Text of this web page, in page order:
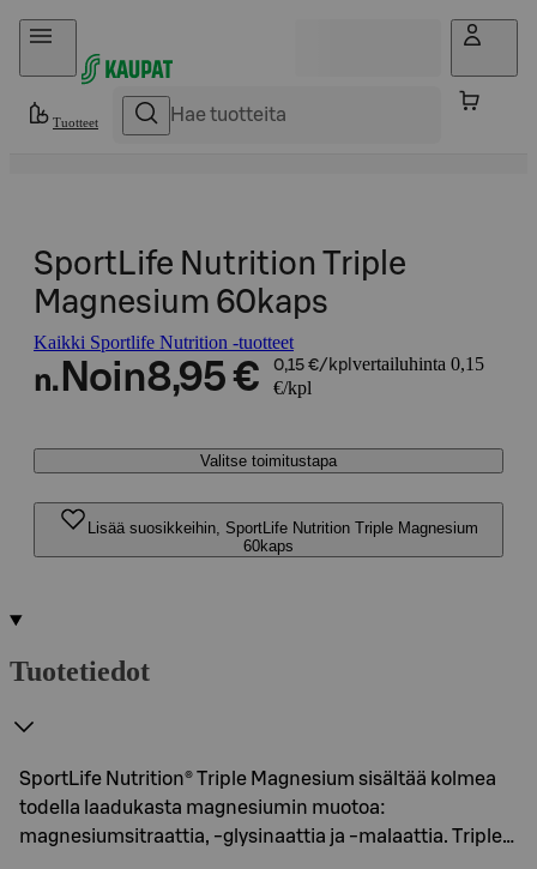
Hyppää sisältöön
Tuotteet
SportLife Nutrition Triple
Magnesium 60kaps
Kaikki Sportlife Nutrition -tuotteet
n. Noin8,95 € 0,15 €/kpl vertailuhinta 0,15
€/kpl
Valitse toimitustapa
Lisää suosikkeihin, SportLife Nutrition Triple Magnesium
60kaps
Tuotetiedot
SportLife Nutrition® Triple Magnesium sisältää kolmea
todella laadukasta magnesiumin muotoa:
magnesiumsitraattia, -glysinaattia ja -malaattia. Triple…